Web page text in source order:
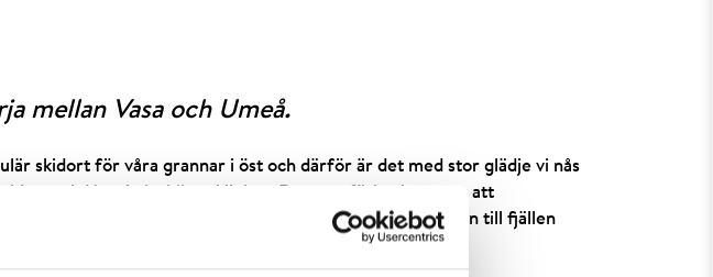
mellan Vasa och Umeå.
skidort för våra grannar i öst och därför är det med stor glädje vi nås
Vasa och Umeå ska bli verklighet. Den nya färjan kommer att
ett bekvämt sätt över kvarken för att sedan fortsätta färden till fjällen